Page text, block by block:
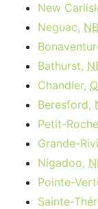
New
Neguac, NB
Bathurst,
Chandler,
Beresford,
Petit-
Grande-
Nigadoo,
Pointe-
Sainte-